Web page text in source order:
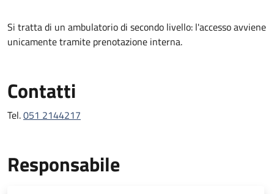
Si tratta di un ambulatorio di secondo livello: l'accesso avviene
unicamente tramite prenotazione interna.
Contatti
Tel.051 2144217
Responsabile